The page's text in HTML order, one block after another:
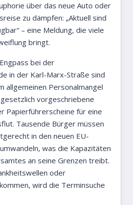
über das neue Auto oder
zu dämpfen: „Aktuell sind
– eine Meldung, die viele
bringt.
bei der
in der Karl-Marx-Straße sind
allgemeinen Personalmangel
vorgeschriebene
Papierführerscheine für eine
Tausende Bürger müssen
in den neuen EU-
was die Kapazitäten
an seine Grenzen treibt.
oder
wird die Terminsuche